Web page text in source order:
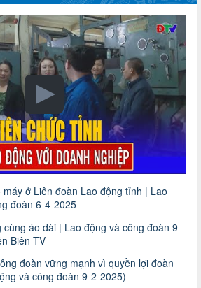
ở Liên đoàn Lao động tỉnh | Lao
đoàn 6-4-2025
cùng áo dài | Lao động và công đoàn 9-
Biên TV
đoàn vững mạnh vì quyền lợi đoàn
và công đoàn 9-2-2025)